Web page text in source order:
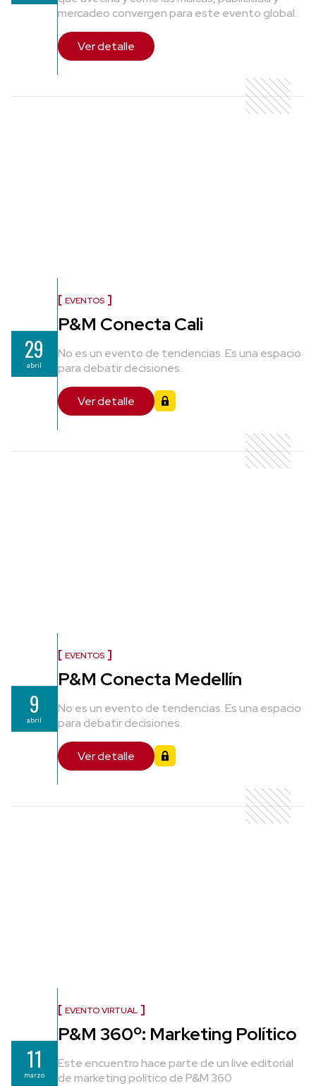
mercadeo convergen para este evento global.
Ver detalle
29
abril
EVENTOS
P&M Conecta Cali
No es un evento de tendencias. Es una espacio
para debatir decisiones.
Ver detalle
9
abril
EVENTOS
P&M Conecta Medellín
No es un evento de tendencias. Es una espacio
para debatir decisiones.
Ver detalle
11
marzo
EVENTO VIRTUAL
P&M 360º: Marketing Político
Este encuentro hace parte de un live editorial
de marketing político de P&M 360